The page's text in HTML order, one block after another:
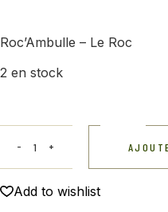
Roc’Ambulle – Le Roc
2 en stock
Add to wishlist